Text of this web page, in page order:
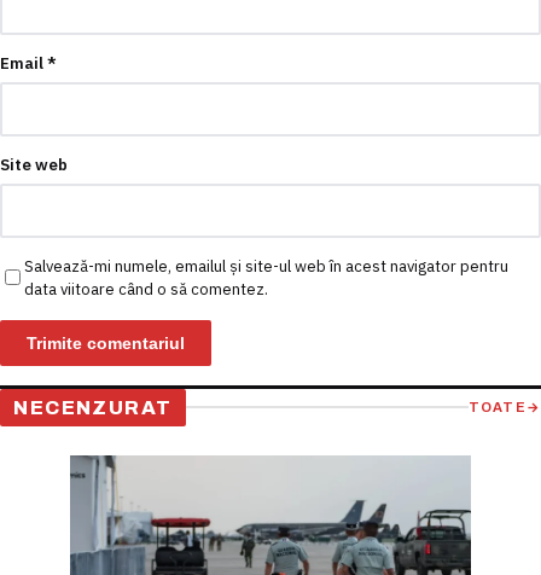
Email*
Site web
Salvează-mi numele, emailul și site-ul web în acest navigator pentru
data viitoare când o să comentez.
NECENZURAT TOATE →